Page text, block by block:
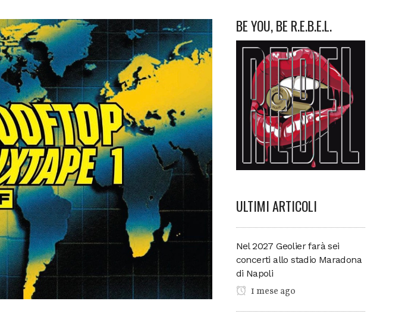
BE YOU, BE R.E.B.E.L.
ULTIMI ARTICOLI
Nel 2027 Geolier farà sei
concerti allo stadio Maradona
di Napoli
1 mese ago